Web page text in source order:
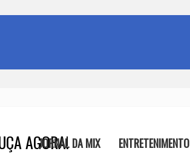
AGORA!
JORNAL DA MIX ENTRETENIMENTO